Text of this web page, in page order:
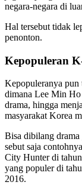
negara-negara di
Hal tersebut tidak
penonton.
Kepopuleran
Kepopuleranya pun
dimana Lee Min Ho
drama, hingga
masyarakat Korea
Bisa dibilang drama
sebut saja
City Hunter di
yang populer di
2016.